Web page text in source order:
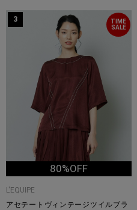
TIME
SALE
3
80%OFF
L'EQUIPE
アセテートヴィンテージツイルブラ